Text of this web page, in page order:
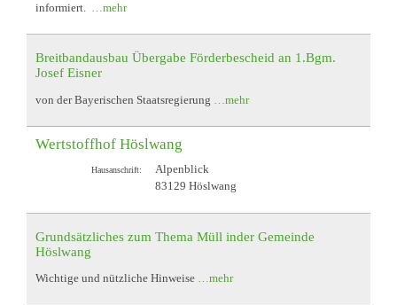
informiert.
…mehr
Breitbandausbau Übergabe Förderbescheid an 1.Bgm.
Josef Eisner
von der Bayerischen Staatsregierung …mehr
Wertstoffhof Höslwang
Hausanschrift:
Alpenblick
83129 Höslwang
Grundsätzliches zum Thema Müll inder Gemeinde
Höslwang
Wichtige und nützliche Hinweise …mehr